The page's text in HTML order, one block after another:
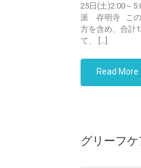
25日(土)2:00～
派 存明寺 この
方を含め、合計
て、 […]
Read More
グリーフ